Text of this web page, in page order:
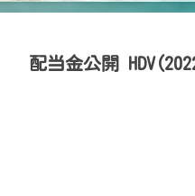
配当金公開